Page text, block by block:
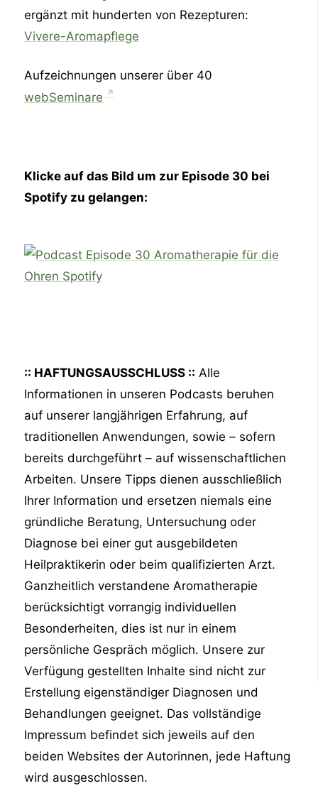
ergänzt mit hunderten von Rezepturen:
Vivere-Aromapflege
Aufzeichnungen unserer über 40
webSeminare
Klicke auf das Bild um zur Episode 30 bei
Spotify zu gelangen:
:: HAFTUNGSAUSSCHLUSS :: Alle
Informationen in unseren Podcasts beruhen
auf unserer langjährigen Erfahrung, auf
traditionellen Anwendungen, sowie – sofern
bereits durchgeführt – auf wissenschaftlichen
Arbeiten. Unsere Tipps dienen ausschließlich
Ihrer Information und ersetzen niemals eine
gründliche Beratung, Untersuchung oder
Diagnose bei einer gut ausgebildeten
Heilpraktikerin oder beim qualifizierten Arzt.
Ganzheitlich verstandene Aromatherapie
berücksichtigt vorrangig individuellen
Besonderheiten, dies ist nur in einem
persönliche Gespräch möglich. Unsere zur
Verfügung gestellten Inhalte sind nicht zur
Erstellung eigenständiger Diagnosen und
Behandlungen geeignet. Das vollständige
Impressum befindet sich jeweils auf den
beiden Websites der Autorinnen, jede Haftung
wird ausgeschlossen.